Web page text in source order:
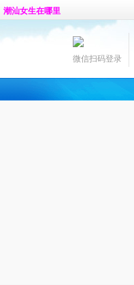
微信扫码登录
潮汕女生在哪里